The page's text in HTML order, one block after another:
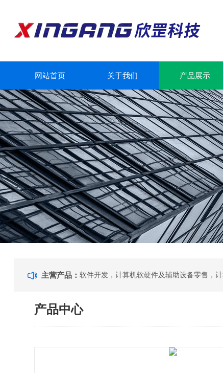
网站首页 关于我们 产品展示
主营产品：
产品中心